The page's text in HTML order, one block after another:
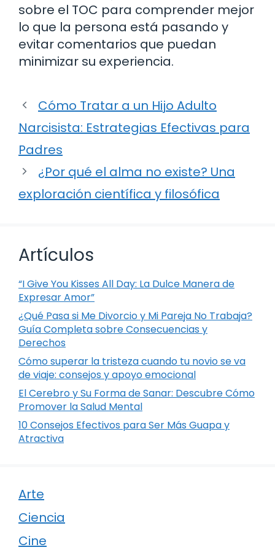
sobre el TOC para comprender mejor
lo que la persona está pasando y
evitar comentarios que puedan
minimizar su experiencia.
Cómo Tratar a un Hijo Adulto
Narcisista: Estrategias Efectivas para
Padres
¿Por qué el alma no existe? Una
exploración científica y filosófica
Artículos
“I Give You Kisses All Day: La Dulce Manera de
Expresar Amor”
¿Qué Pasa si Me Divorcio y Mi Pareja No Trabaja?
Guía Completa sobre Consecuencias y
Derechos
Cómo superar la tristeza cuando tu novio se va
de viaje: consejos y apoyo emocional
El Cerebro y Su Forma de Sanar: Descubre Cómo
Promover la Salud Mental
10 Consejos Efectivos para Ser Más Guapa y
Atractiva
Arte
Ciencia
Cine